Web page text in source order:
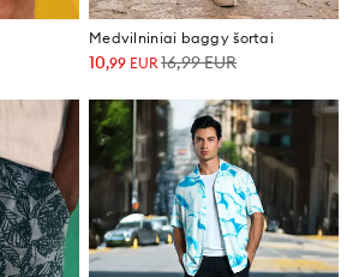
Medvilniniai baggy šortai
10,99 EUR 16,99EUR